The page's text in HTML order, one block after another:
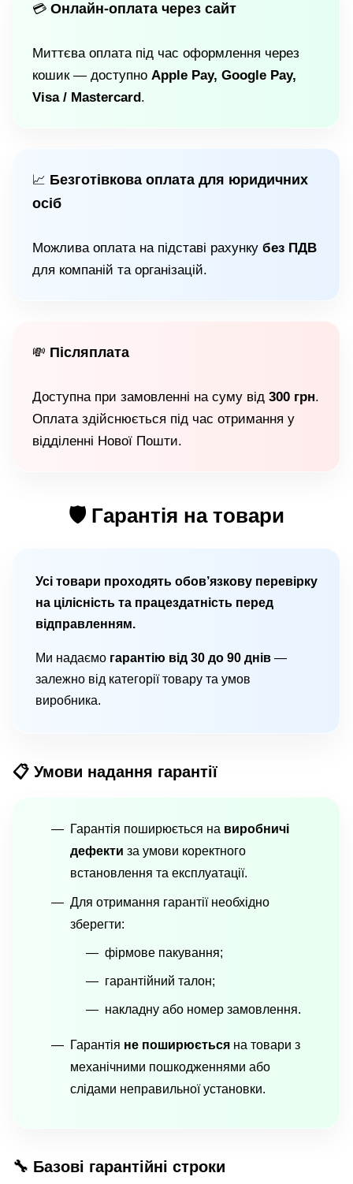
💳 Онлайн-оплата через сайт
Миттєва оплата під час оформлення через
кошик — доступно Apple Pay, Google Pay,
Visa / Mastercard .
📈 Безготівкова оплата для юридичних
осіб
Можлива оплата на підставі рахунку без ПДВ
для компаній та організацій.
💸 Післяплата
Доступна при замовленні на суму від 300 грн.
Оплата здійснюється під час отримання у
відділенні Нової Пошти.
🛡 Гарантія на товари
Усі товари проходять обов’язкову перевірку
на цілісність та працездатність перед
відправленням.
Ми надаємо гарантію від 30 до 90 днів —
залежно від категорії товару та умов
виробника.
📋 Умови надання гарантії
Гарантія поширюється на виробничі
дефекти за умови коректного
встановлення та експлуатації.
Для отримання гарантії необхідно
зберегти:
фірмове пакування;
гарантійний талон;
накладну або номер замовлення.
Гарантія не поширюється на товари з
механічними пошкодженнями або
слідами неправильної установки.
🔧 Базові гарантійні строки